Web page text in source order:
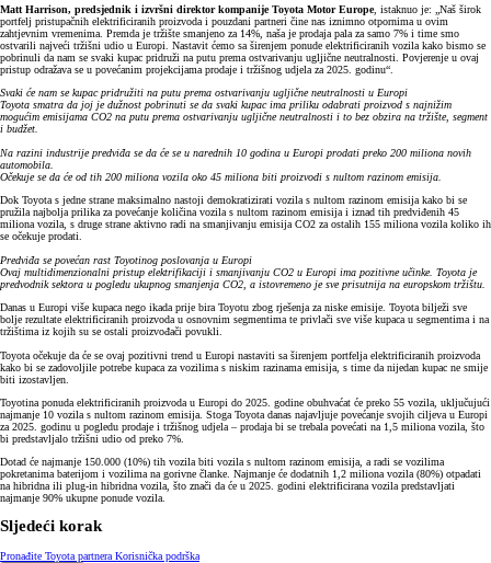
Matt Harrison, predsjednik i izvršni direktor kompanije Toyota Motor Europe, istaknuo je: „Naš širok
portfelj pristupačnih elektrificiranih proizvoda i pouzdani partneri čine nas iznimno otpornima u ovim
zahtjevnim vremenima. Premda je tržište smanjeno za 14%, naša je prodaja pala za samo 7% i time smo
ostvarili najveći tržišni udio u Europi. Nastavit ćemo sa širenjem ponude elektrificiranih vozila kako bismo se
pobrinuli da nam se svaki kupac pridruži na putu prema ostvarivanju ugljične neutralnosti. Povjerenje u ovaj
pristup odražava se u povećanim projekcijama prodaje i tržišnog udjela za 2025. godinu“.
Svaki će nam se kupac pridružiti na putu prema ostvarivanju ugljične neutralnosti u Europi
Toyota smatra da joj je dužnost pobrinuti se da svaki kupac ima priliku odabrati proizvod s najnižim
mogućim emisijama CO2 na putu prema ostvarivanju ugljične neutralnosti i to bez obzira na tržište, segment
i budžet.
Na razini industrije predviđa se da će se u narednih 10 godina u Europi prodati preko 200 miliona novih
automobila.
Očekuje se da će od tih 200 miliona vozila oko 45 miliona biti proizvodi s nultom razinom emisija.
Dok Toyota s jedne strane maksimalno nastoji demokratizirati vozila s nultom razinom emisija kako bi se
pružila najbolja prilika za povećanje količina vozila s nultom razinom emisija i iznad tih predviđenih 45
miliona vozila, s druge strane aktivno radi na smanjivanju emisija CO2 za ostalih 155 miliona vozila koliko ih
se očekuje prodati.
Predviđa se povećan rast Toyotinog poslovanja u Europi
Ovaj multidimenzionalni pristup elektrifikaciji i smanjivanju CO2 u Europi ima pozitivne učinke. Toyota je
predvodnik sektora u pogledu ukupnog smanjenja CO2, a istovremeno je sve prisutnija na europskom tržištu.
Danas u Europi više kupaca nego ikada prije bira Toyotu zbog rješenja za niske emisije. Toyota bilježi sve
bolje rezultate elektrificiranih proizvoda u osnovnim segmentima te privlači sve više kupaca u segmentima i na
tržištima iz kojih su se ostali proizvođači povukli.
Toyota očekuje da će se ovaj pozitivni trend u Europi nastaviti sa širenjem portfelja elektrificiranih proizvoda
kako bi se zadovoljile potrebe kupaca za vozilima s niskim razinama emisija, s time da nijedan kupac ne smije
biti izostavljen.
Toyotina ponuda elektrificiranih proizvoda u Europi do 2025. godine obuhvaćat će preko 55 vozila, uključujući
najmanje 10 vozila s nultom razinom emisija. Stoga Toyota danas najavljuje povećanje svojih ciljeva u Europi
za 2025. godinu u pogledu prodaje i tržišnog udjela – prodaja bi se trebala povećati na 1,5 miliona vozila, što
bi predstavljalo tržišni udio od preko 7%.
Dotad će najmanje 150.000 (10%) tih vozila biti vozila s nultom razinom emisija, a radi se vozilima
pokretanima baterijom i vozilima na gorivne članke. Najmanje će dodatnih 1,2 miliona vozila (80%) otpadati
na hibridna ili plug-in hibridna vozila, što znači da će u 2025. godini elektrificirana vozila predstavljati
najmanje 90% ukupne ponude vozila.
Sljedeći korak
Pronađite Toyota partnera Korisnička podrška